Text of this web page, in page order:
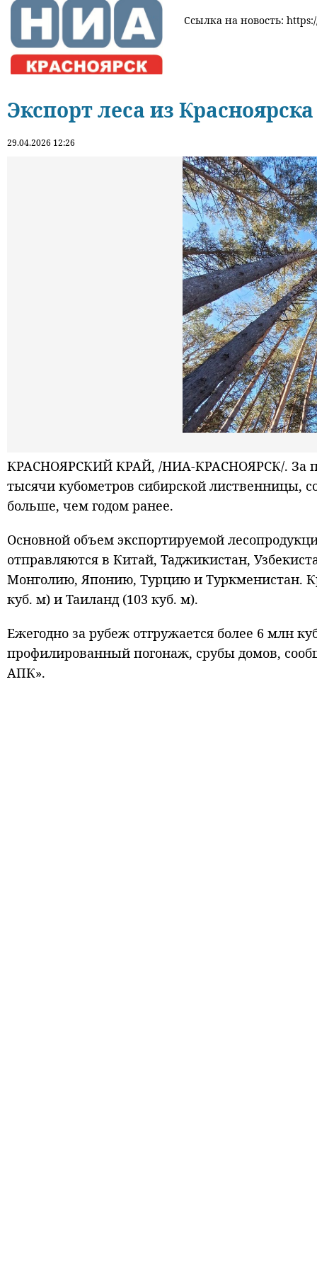
Ссылка на новость:
Экспорт леса из
29.04.2026 12:26
КРАСНОЯРСКИЙ КРАЙ, /НИА-КРАСНОЯРСК/. За
тысячи кубометров сибирской лиственницы,
больше, чем годом ранее.
Основной объем экспортируемой
отправляются в Китай, Таджикистан,
Монголию, Японию, Турцию и Туркменистан.
куб. м) и Таиланд (103 куб. м).
Ежегодно за рубеж отгружается более 6 млн
профилированный погонаж, срубы домов,
АПК».